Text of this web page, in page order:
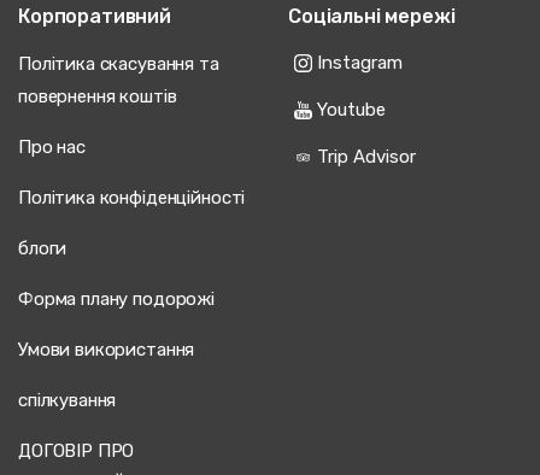
Корпоративний
Політика скасування та
повернення коштів
Про нас
Політика конфіденційності
блоги
Форма плану подорожі
Умови використання
спілкування
ДОГОВІР ПРО
Соціальні мережі
Instagram
Youtube
Trip Advisor